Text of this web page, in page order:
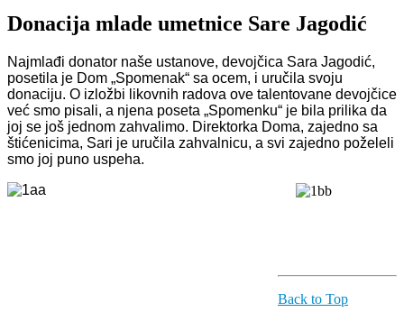
Donacija mlade umetnice Sare Jagodić
Najmlađi donator naše ustanove, devojčica Sara Jagodić,
posetila je Dom „Spomenak“ sa ocem, i uručila svoju
donaciju. O izložbi likovnih radova ove talentovane devojčice
već smo pisali, a njena poseta „Spomenku“ je bila prilika da
joj se još jednom zahvalimo. Direktorka Doma, zajedno sa
štićenicima, Sari je uručila zahvalnicu, a svi zajedno poželeli
smo joj puno uspeha.
Back to Top